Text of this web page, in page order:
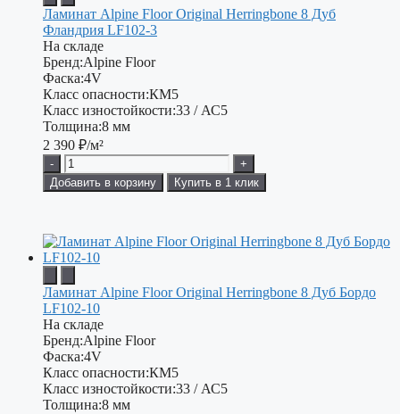
Ламинат Alpine Floor Original Herringbone 8 Дуб
Фландрия LF102-3
На складе
Бренд:Alpine Floor
Фаска:4V
Класс опасности:КМ5
Класс изностойкости:33 / АС5
Толщина:8 мм
2 390 ₽/м²
-
+
Добавить в корзину
Купить в 1 клик
Ламинат Alpine Floor Original Herringbone 8 Дуб Бордо
LF102-10
На складе
Бренд:Alpine Floor
Фаска:4V
Класс опасности:КМ5
Класс изностойкости:33 / АС5
Толщина:8 мм